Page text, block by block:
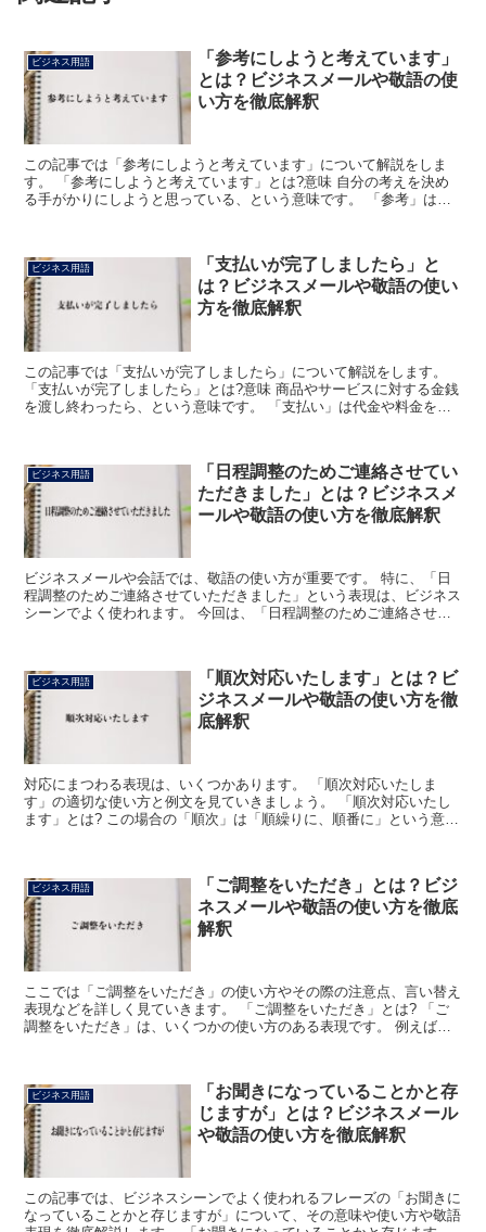
ビジネス用語
「参考にしようと考えています」
とは？ビジネスメールや敬語の使
い方を徹底解釈
この記事では「参考にしようと考えています」について解説をしま
す。 「参考にしようと考えています」とは?意味 自分の考えを決め
る手がかりにしようと思っている、という意味です。 「参考」は、
ビジネス用語
「支払いが完了しましたら」と
は？ビジネスメールや敬語の使い
方を徹底解釈
この記事では「支払いが完了しましたら」について解説をします。
「支払いが完了しましたら」とは?意味 商品やサービスに対する金銭
を渡し終わったら、という意味です。 「支払い」は代金や料金を渡
ビジネス用語
「日程調整のためご連絡させてい
ただきました」とは？ビジネスメ
ールや敬語の使い方を徹底解釈
ビジネスメールや会話では、敬語の使い方が重要です。 特に、「日
程調整のためご連絡させていただきました」という表現は、ビジネス
シーンでよく使われます。 今回は、「日程調整のためご連絡させて
ビジネス用語
「順次対応いたします」とは？ビ
ジネスメールや敬語の使い方を徹
底解釈
対応にまつわる表現は、いくつかあります。 「順次対応いたしま
す」の適切な使い方と例文を見ていきましょう。 「順次対応いたし
ます」とは? この場合の「順次」は「順繰りに、順番に」という意味
ビジネス用語
「ご調整をいただき」とは？ビジ
ネスメールや敬語の使い方を徹底
解釈
ここでは「ご調整をいただき」の使い方やその際の注意点、言い替え
表現などを詳しく見ていきます。 「ご調整をいただき」とは? 「ご
調整をいただき」は、いくつかの使い方のある表現です。 例えば、
ビジネス用語
「お聞きになっていることかと存
じますが」とは？ビジネスメール
や敬語の使い方を徹底解釈
この記事では、ビジネスシーンでよく使われるフレーズの「お聞きに
なっていることかと存じますが」について、その意味や使い方や敬語